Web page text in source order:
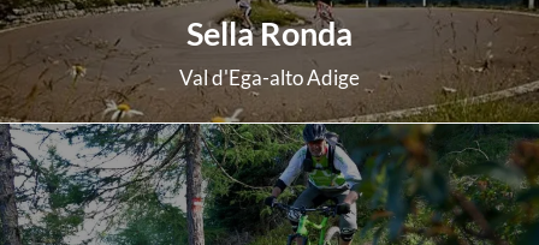
Sella Ronda
Val d'Ega-alto Adige
scopri di più